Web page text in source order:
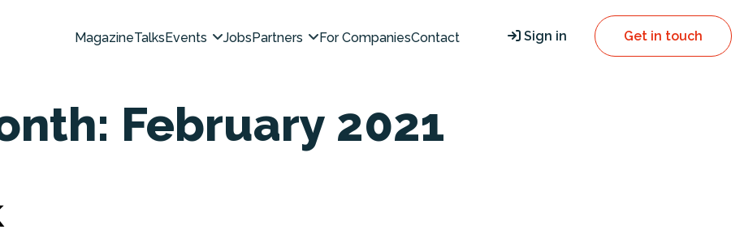
MagazineTalksEvents JobsPartners For CompaniesContact Sign in Get in touch
February 2021